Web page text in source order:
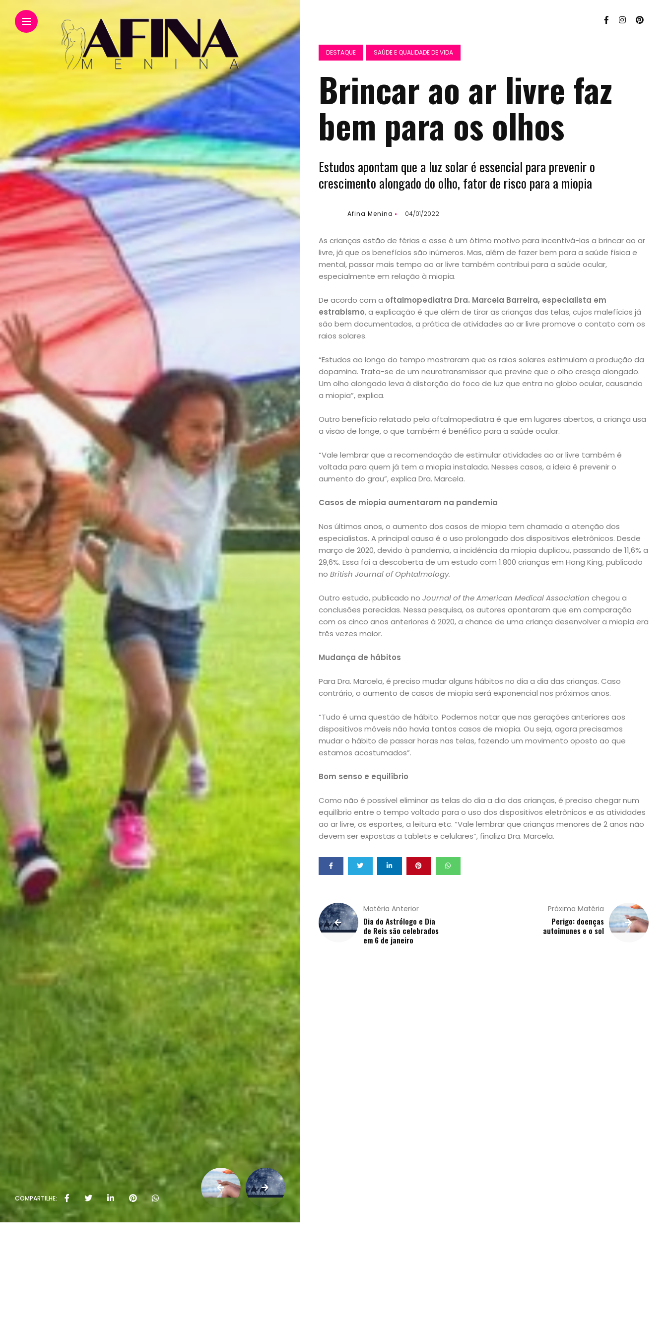
Início
Academia
Beleza
Bora
lá!
Casa
e
Decoração
Exclusiva
Mães
&
Filhos
Notícias
Opinião
Pets
Saúde
e
COMPARTILHE:
DESTAQUE SAÚDE E QUALIDADE DE VIDA
Brincar ao ar livre faz
bem para os olhos
Estudos apontam que a luz solar é essencial para prevenir o
crescimento alongado do olho, fator de risco para a miopia
Afina Menina 04/01/2022
As crianças estão de férias e esse é um ótimo motivo para incentivá-las a brincar ao ar
livre, já que os benefícios são inúmeros. Mas, além de fazer bem para a saúde física e
mental, passar mais tempo ao ar livre também contribui para a saúde ocular,
especialmente em relação à miopia.
De acordo com a oftalmopediatra Dra. Marcela Barreira, especialista em
estrabismo, a explicação é que além de tirar as crianças das telas, cujos malefícios já
são bem documentados, a prática de atividades ao ar livre promove o contato com os
raios solares.
“Estudos ao longo do tempo mostraram que os raios solares estimulam a produção da
dopamina. Trata-se de um neurotransmissor que previne que o olho cresça alongado.
Um olho alongado leva à distorção do foco de luz que entra no globo ocular, causando
a miopia”, explica.
Outro benefício relatado pela oftalmopediatra é que em lugares abertos, a criança usa
a visão de longe, o que também é benéfico para a saúde ocular.
“Vale lembrar que a recomendação de estimular atividades ao ar livre também é
voltada para quem já tem a miopia instalada. Nesses casos, a ideia é prevenir o
aumento do grau”, explica Dra. Marcela.
Casos de miopia aumentaram na pandemia
Nos últimos anos, o aumento dos casos de miopia tem chamado a atenção dos
especialistas. A principal causa é o uso prolongado dos dispositivos eletrônicos. Desde
março de 2020, devido à pandemia, a incidência da miopia duplicou, passando de 11,6% a
29,6%. Essa foi a descoberta de um estudo com 1.800 crianças em Hong King, publicado
no British Journal of Ophtalmology.
Outro estudo, publicado no Journal of the American Medical Association chegou a
conclusões parecidas. Nessa pesquisa, os autores apontaram que em comparação
com os cinco anos anteriores à 2020, a chance de uma criança desenvolver a miopia era
três vezes maior.
Mudança de hábitos
Para Dra. Marcela, é preciso mudar alguns hábitos no dia a dia das crianças. Caso
contrário, o aumento de casos de miopia será exponencial nos próximos anos.
“Tudo é uma questão de hábito. Podemos notar que nas gerações anteriores aos
dispositivos móveis não havia tantos casos de miopia. Ou seja, agora precisamos
mudar o hábito de passar horas nas telas, fazendo um movimento oposto ao que
estamos acostumados”.
Bom senso e equilíbrio
Como não é possível eliminar as telas do dia a dia das crianças, é preciso chegar num
equilíbrio entre o tempo voltado para o uso dos dispositivos eletrônicos e as atividades
ao ar livre, os esportes, a leitura etc. “Vale lembrar que crianças menores de 2 anos não
devem ser expostas a tablets e celulares”, finaliza Dra. Marcela.
Matéria Anterior
Dia do Astrólogo e Dia
de Reis são celebrados
em 6 de janeiro
Próxima Matéria
Perigo: doenças
autoimunes e o sol